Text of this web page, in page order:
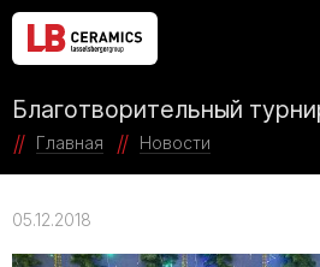
Благотворительный
Главная Новости
05.12.2018